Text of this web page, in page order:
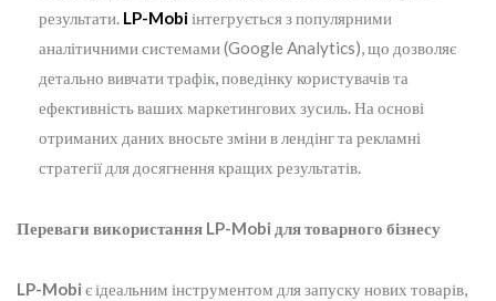
результати. LP-Mobiінтегрується з популярними
аналітичними системами (Google Analytics), що дозволяє
детально вивчати трафік, поведінку користувачів та
ефективність ваших маркетингових зусиль. На основі
отриманих даних вносьте зміни в лендінг та рекламні
стратегії для досягнення кращих результатів.
Переваги використання LP-Mobi для товарного бізнесу
LP-Mobi є ідеальним інструментом для запуску нових товарів,